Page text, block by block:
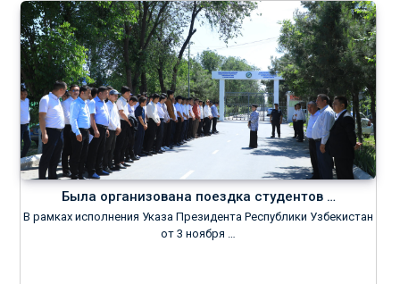
Была организована поездка студентов …
В рамках исполнения Указа Президента Республики Узбекистан
от 3 ноября …